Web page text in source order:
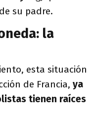
su padre.
la
esta situación
de Francia, ya
tienen raíces